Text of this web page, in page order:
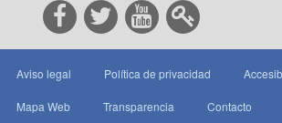
Aviso legal Política de privacidad
Mapa Web Transparencia Contacto